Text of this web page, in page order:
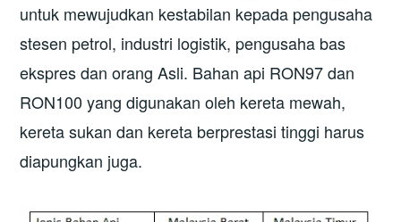
untuk mewujudkan kestabilan kepada pengusaha
stesen petrol, industri logistik, pengusaha bas
ekspres dan orang Asli. Bahan api RON97 dan
RON100 yang digunakan oleh kereta mewah,
kereta sukan dan kereta berprestasi tinggi harus
diapungkan juga.